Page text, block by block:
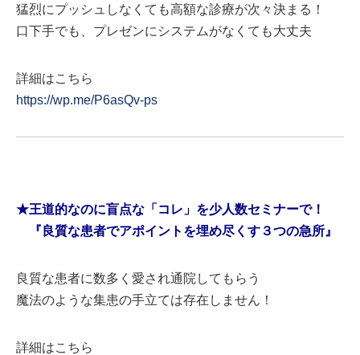
猛烈にプッシュしなくても高額な診療が次々決まる！
口下手でも、プレゼンにシステムがなくても大丈夫
詳細はこちら
https://wp.me/P6asQv-ps
★王道的なのに盲点な「コレ」を少人数セミナーで！
『良質な患者でアポイントを埋め尽くす３つの急所』
良質な患者に数多く愛され通院してもらう
魔法のような集患の手立ては存在しません！
詳細はこちら